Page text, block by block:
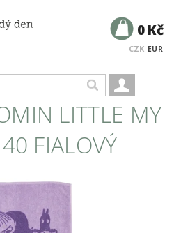
CZK EUR
0 Kč
LITTLE MY
FIALOVÝ